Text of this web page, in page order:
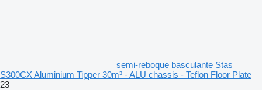
semi-reboque basculante Stas
S300CX Aluminium Tipper 30m³ - ALU chassis - Teflon Floor Plate
23